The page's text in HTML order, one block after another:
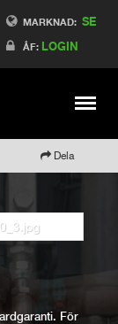
MARKNAD: SE
ÅF: LOGIN
Meny
Dela
För